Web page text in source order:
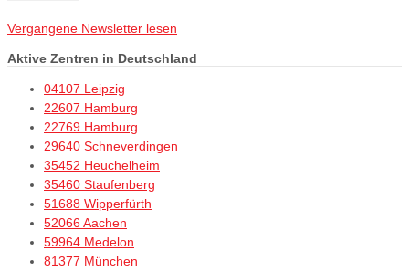
Vergangene Newsletter lesen
Aktive Zentren in Deutschland
04107 Leipzig
22607 Hamburg
22769 Hamburg
29640 Schneverdingen
35452 Heuchelheim
35460 Staufenberg
51688 Wipperfürth
52066 Aachen
59964 Medelon
81377 München